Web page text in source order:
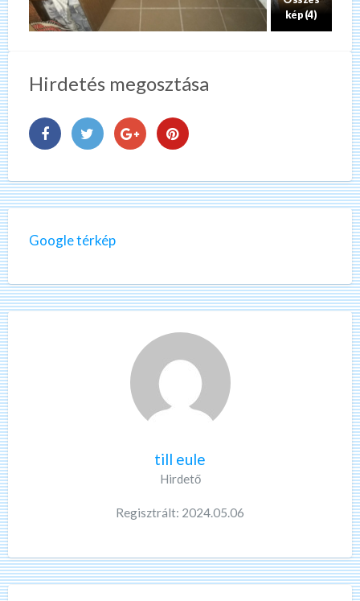
kép (4)
Hirdetés megosztása
Google térkép
till eule
Hirdető
Regisztrált: 2024.05.06